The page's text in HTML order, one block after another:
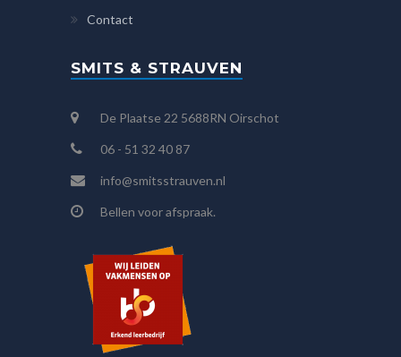
Contact
SMITS & STRAUVEN
De Plaatse 22 5688RN Oirschot
06 - 51 32 40 87
info@smitsstrauven.nl
Bellen voor afspraak.